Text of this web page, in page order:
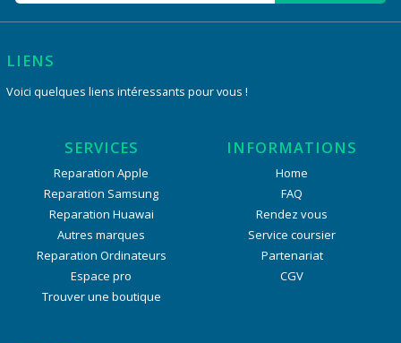
LIENS
Voici quelques liens intéressants pour vous !
SERVICES
Reparation Apple
Reparation Samsung
Reparation Huawai
Autres marques
Reparation Ordinateurs
Espace pro
Trouver une boutique
INFORMATIONS
Home
FAQ
Rendez vous
Service coursier
Partenariat
CGV